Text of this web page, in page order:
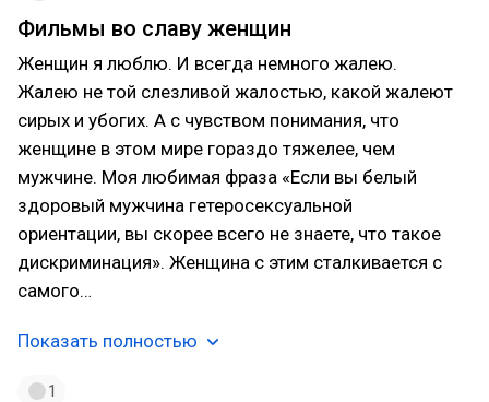
Фильмы во славу женщин
Женщин я люблю. И всегда немного жалею.
Жалею не той слезливой жалостью, какой жалеют
сирых и убогих. А с чувством понимания, что
женщине в этом мире гораздо тяжелее, чем
мужчине. Моя любимая фраза «Если вы белый
здоровый мужчина гетеросексуальной
ориентации, вы скорее всего не знаете, что такое
дискриминация». Женщина с этим сталкивается с
самого…
Показать полностью
1